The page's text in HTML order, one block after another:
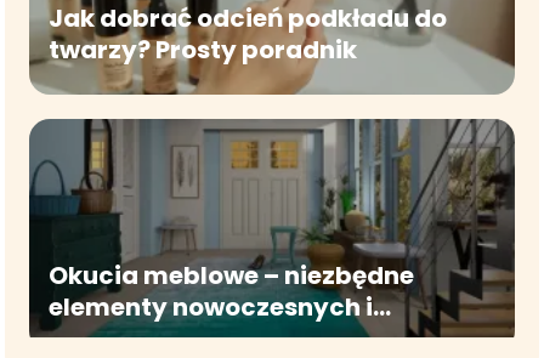
Jak dobrać odcień podkładu do
twarzy? Prosty poradnik
Okucia meblowe – niezbędne
elementy nowoczesnych i
funkcjonalnych mebli